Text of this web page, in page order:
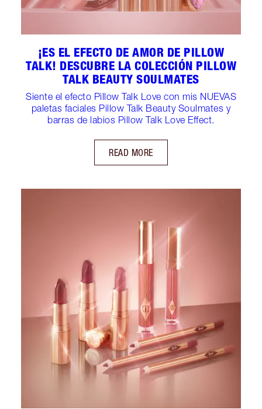
¡ES EL EFECTO DE AMOR DE PILLOW
TALK! DESCUBRE LA COLECCIÓN PILLOW
TALK BEAUTY SOULMATES
Siente el efecto Pillow Talk Love con mis NUEVAS
paletas faciales Pillow Talk Beauty Soulmates y
barras de labios Pillow Talk Love Effect.
READ MORE